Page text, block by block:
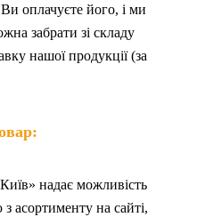
Ви оплачуєте його, і ми
забрати зі складу
нашої продукції (за
надає можливість
асортименту на сайті,